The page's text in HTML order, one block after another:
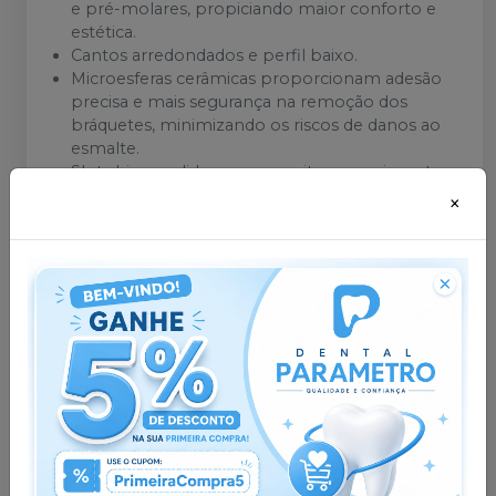
e pré-molares, propiciando maior conforto e
estética.
Cantos arredondados e perfil baixo.
Microesferas cerâmicas proporcionam adesão
precisa e mais segurança na remoção dos
bráquetes, minimizando os riscos de danos ao
esmalte.
Slots hiperpolidos que permitem movimentos
Dê play no VÍDEO e confira as vantagens do
Iceram Safira.
×